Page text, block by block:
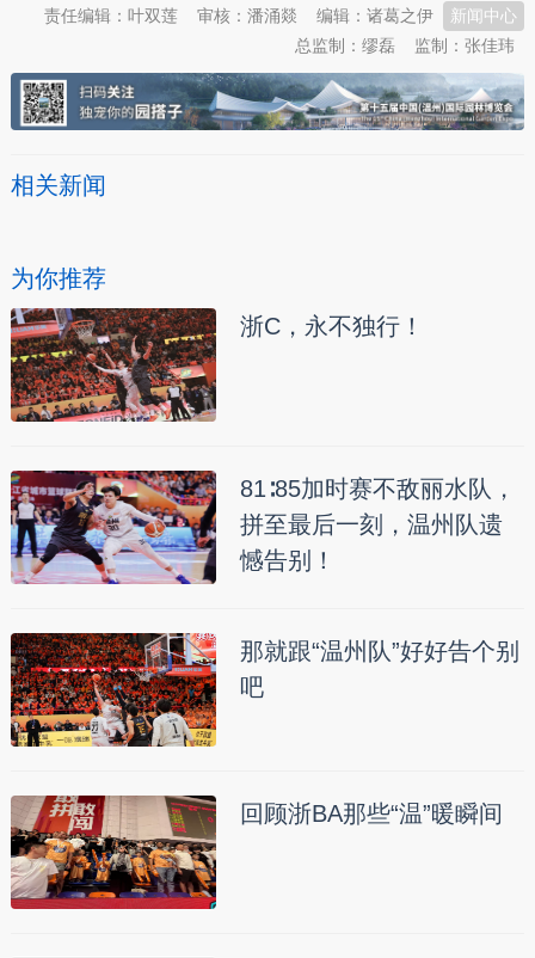
新闻中心
编辑：诸葛之伊
审核：潘涌燚
责任编辑：叶双莲
监制：张佳玮
总监制：缪磊
相关新闻
为你推荐
浙C，永不独行！
81∶85加时赛不敌丽水队，
拼至最后一刻，温州队遗
憾告别！
那就跟“温州队”好好告个别
吧
回顾浙BA那些“温”暖瞬间